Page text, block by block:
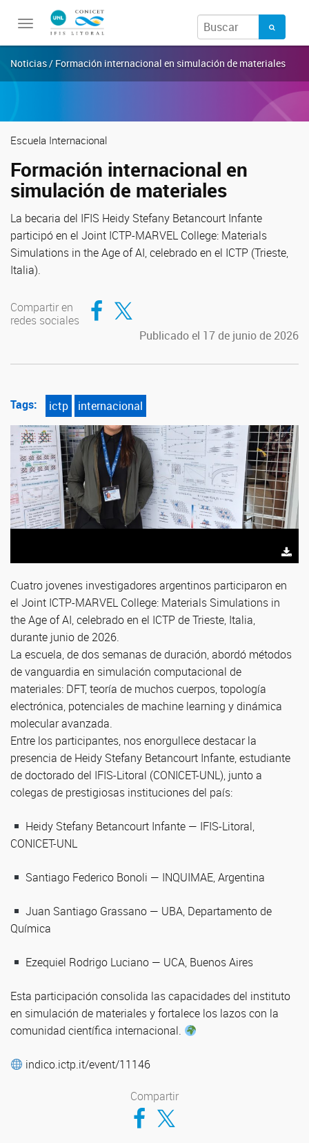
Toggle
Noticias / Formación internacional en simulación de materiales
Escuela Internacional
Formación internacional en
simulación de materiales
La becaria del IFIS Heidy Stefany Betancourt Infante
participó en el Joint ICTP-MARVEL College: Materials
Simulations in the Age of AI, celebrado en el ICTP (Trieste,
Italia).
Compartir en
redes sociales
Compartir en Facebook
Compartir en Twitter
Publicado el 17 de junio de 2026
Tags: ictp internacional
Cuatro jovenes investigadores argentinos participaron en
el Joint ICTP-MARVEL College: Materials Simulations in
the Age of AI, celebrado en el ICTP de Trieste, Italia,
durante junio de 2026.
La escuela, de dos semanas de duración, abordó métodos
de vanguardia en simulación computacional de
materiales: DFT, teoría de muchos cuerpos, topología
electrónica, potenciales de machine learning y dinámica
molecular avanzada.
Entre los participantes, nos enorgullece destacar la
presencia de Heidy Stefany Betancourt Infante, estudiante
de doctorado del IFIS-Litoral (CONICET-UNL), junto a
colegas de prestigiosas instituciones del país:
Heidy Stefany Betancourt Infante — IFIS-Litoral,
CONICET-UNL
Santiago Federico Bonoli — INQUIMAE, Argentina
Juan Santiago Grassano — UBA, Departamento de
Química
Ezequiel Rodrigo Luciano — UCA, Buenos Aires
Esta participación consolida las capacidades del instituto
en simulación de materiales y fortalece los lazos con la
comunidad científica internacional.
indico.ictp.it/event/11146
Compartir
Compartir en Facebook
Compartir en Twitter